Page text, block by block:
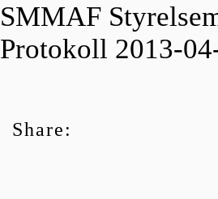
SMMAF
Protokoll 2013-
Share: